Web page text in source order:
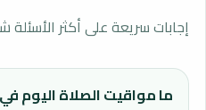
إجابات سريعة على أكثر الأسئلة
ما مواقيت الصلاة اليوم